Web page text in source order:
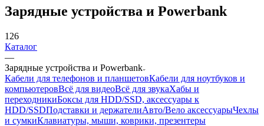
Зарядные устройства и Powerbank
126
Каталог
—
Зарядные устройства и Powerbank
Кабели для телефонов и планшетовКабели для ноутбуков и
компьютеровВсё для видеоВсё для звукаХабы и
переходникиБоксы для HDD/SSD, аксессуары к
HDD/SSDПодставки и держателиАвто/Вело аксессуарыЧехлы
и сумкиКлавиатуры, мыши, коврики, презентеры